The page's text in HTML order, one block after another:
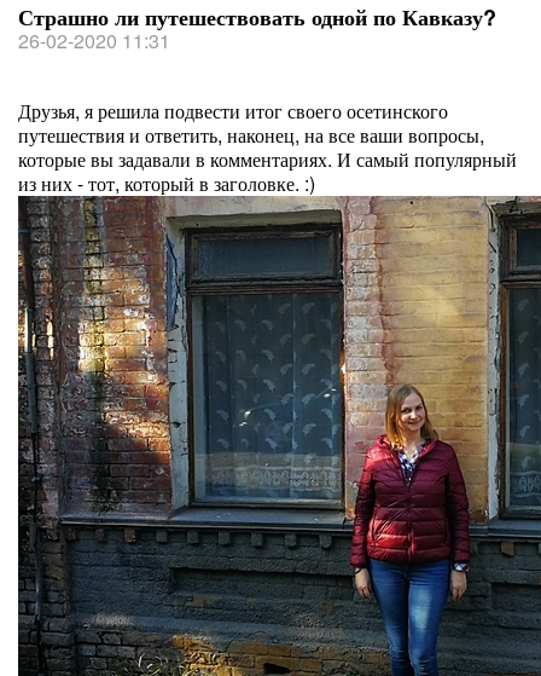
Страшно ли путешествовать одной по Кавказу?
26-02-2020 11:31
Друзья, я решила подвести итог своего осетинского
путешествия и ответить, наконец, на все ваши вопросы,
которые вы задавали в комментариях. И самый популярный
из них - тот, который в заголовке. :)